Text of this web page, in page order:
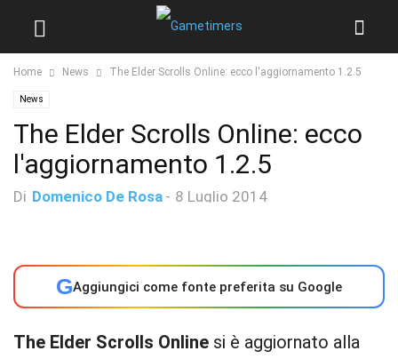
Home News The Elder Scrolls Online: ecco l'aggiornamento 1.2.5
News
The Elder Scrolls Online: ecco
l'aggiornamento 1.2.5
Di Domenico De Rosa - 8 Luglio 2014
GAggiungici come fonte preferita su Google
The Elder Scrolls Online si è aggiornato alla